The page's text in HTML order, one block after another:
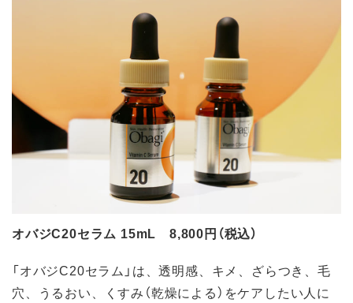
オバジC20セラム 15mL 8,800円（税込）
「オバジC20セラム」は、透明感、キメ、ざらつき、毛
穴、うるおい、くすみ（乾燥による）をケアしたい人に